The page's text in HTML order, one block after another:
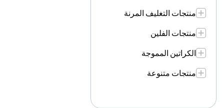
منتجات التغليف المرنة
منتجات الفلين
الكراتين المموجة
منتجات متنوعة